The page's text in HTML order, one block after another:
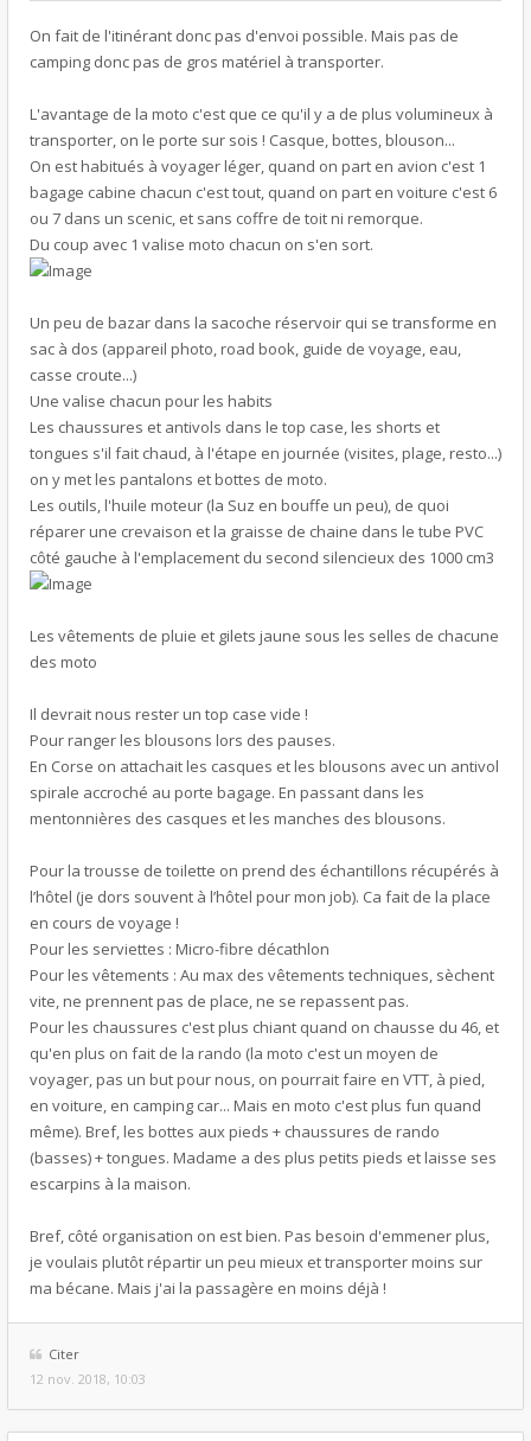
On fait de l'itinérant donc pas d'envoi possible. Mais pas de
camping donc pas de gros matériel à transporter.
L'avantage de la moto c'est que ce qu'il y a de plus volumineux à
transporter, on le porte sur sois ! Casque, bottes, blouson...
On est habitués à voyager léger, quand on part en avion c'est 1
bagage cabine chacun c'est tout, quand on part en voiture c'est 6
ou 7 dans un scenic, et sans coffre de toit ni remorque.
Du coup avec 1 valise moto chacun on s'en sort.
Un peu de bazar dans la sacoche réservoir qui se transforme en
sac à dos (appareil photo, road book, guide de voyage, eau,
casse croute...)
Une valise chacun pour les habits
Les chaussures et antivols dans le top case, les shorts et
tongues s'il fait chaud, à l'étape en journée (visites, plage, resto...)
on y met les pantalons et bottes de moto.
Les outils, l'huile moteur (la Suz en bouffe un peu), de quoi
réparer une crevaison et la graisse de chaine dans le tube PVC
côté gauche à l'emplacement du second silencieux des 1000 cm3
Les vêtements de pluie et gilets jaune sous les selles de chacune
des moto
Il devrait nous rester un top case vide !
Pour ranger les blousons lors des pauses.
En Corse on attachait les casques et les blousons avec un antivol
spirale accroché au porte bagage. En passant dans les
mentonnières des casques et les manches des blousons.
Pour la trousse de toilette on prend des échantillons récupérés à
l’hôtel (je dors souvent à l’hôtel pour mon job). Ca fait de la place
en cours de voyage !
Pour les serviettes : Micro-fibre décathlon
Pour les vêtements : Au max des vêtements techniques, sèchent
vite, ne prennent pas de place, ne se repassent pas.
Pour les chaussures c'est plus chiant quand on chausse du 46, et
qu'en plus on fait de la rando (la moto c'est un moyen de
voyager, pas un but pour nous, on pourrait faire en VTT, à pied,
en voiture, en camping car... Mais en moto c'est plus fun quand
même). Bref, les bottes aux pieds + chaussures de rando
(basses) + tongues. Madame a des plus petits pieds et laisse ses
escarpins à la maison.
Bref, côté organisation on est bien. Pas besoin d'emmener plus,
je voulais plutôt répartir un peu mieux et transporter moins sur
ma bécane. Mais j'ai la passagère en moins déjà !
Citer
12 nov. 2018, 10:03